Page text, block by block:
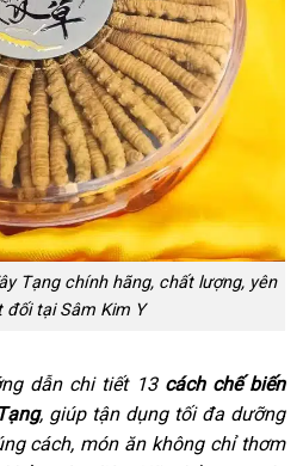
Tạng chính hãng, chất lượng, yên
đối tại Sâm Kim Y
dẫn chi tiết 13 cách chế biến
, giúp tận dụng tối đa dưỡng
cách, món ăn không chỉ thơm